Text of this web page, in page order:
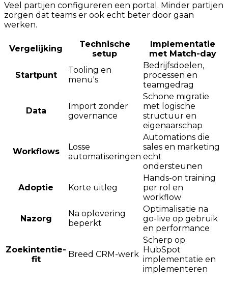
Veel partijen configureren een portal. Minder partijen
zorgen dat teams er ook echt beter door gaan
werken.
Vergelijking
Technische
setup
Implementatie
met Match-day
Startpunt
Tooling en
menu's
Bedrijfsdoelen,
processen en
teamgedrag
Data
Import zonder
governance
Schone migratie
met logische
structuur en
eigenaarschap
Workflows
Losse
automatiseringen
Automations die
sales en marketing
echt
ondersteunen
Adoptie Korte uitleg
Hands-on training
per rol en
workflow
Nazorg
Na oplevering
beperkt
Optimalisatie na
go-live op gebruik
en performance
Zoekintentie-
fit
Breed CRM-werk
Scherp op
HubSpot
implementatie en
implementeren